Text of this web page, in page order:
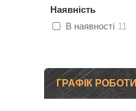
Наявність
В наявності 11
ГРАФІК РОБОТИ